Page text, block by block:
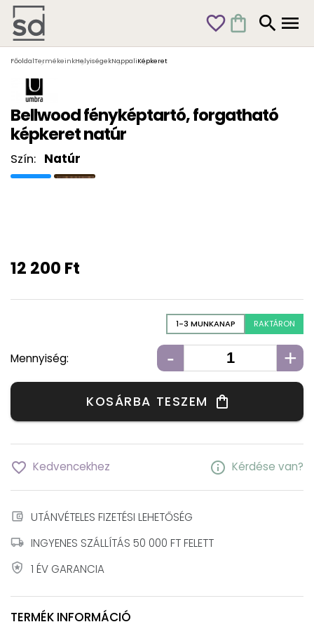
favorite_outline shopping_bag search menu
FőoldalTermékeinkHelyiségekNappaliKépkeret
Bellwood fényképtartó, forgatható
képkeret natúr
12 200 Ft
Szín: Natúr
1-3 MUNKANAP RAKTÁRON
Mennyiség: - +
KOSÁRBA TESZEM shopping_bag
favorite_border Kedvencekhez info Kérdése van?
account_balance_wallet UTÁNVÉTELES FIZETÉSI LEHETŐSÉG
local_shipping INGYENES SZÁLLÍTÁS 50 000 FT FELETT
local_police 1 ÉV GARANCIA
TERMÉK INFORMÁCIÓ